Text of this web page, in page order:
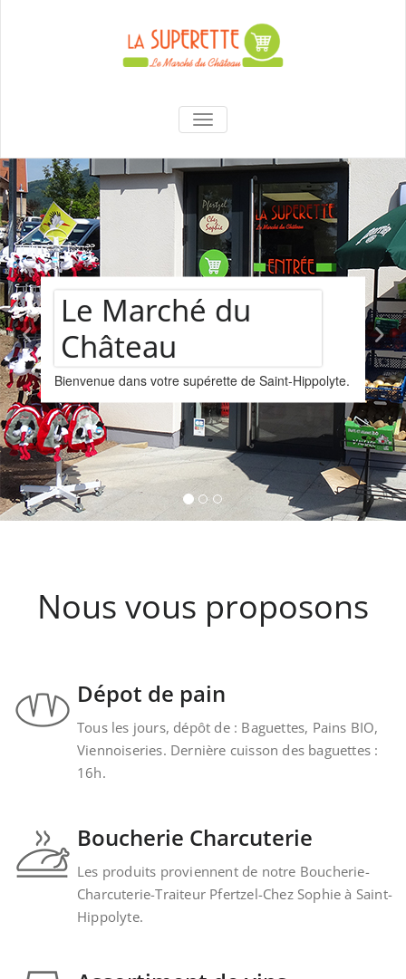
content
La Superette –
le marché du
château
AFFICHER/MASQUER LA
du
de Saint-Hippolyte.
vins
Nous vous
provenant de la
Kintzheim-St-
Nous vous proposons
Dépot de pain
Tous les jours, dépôt de : Baguettes, Pains BIO,
Viennoiseries. Dernière cuisson des baguettes :
16h.
Boucherie Charcuterie
Les produits proviennent de notre Boucherie-
Charcuterie-Traiteur Pfertzel-Chez Sophie à Saint-
Hippolyte.